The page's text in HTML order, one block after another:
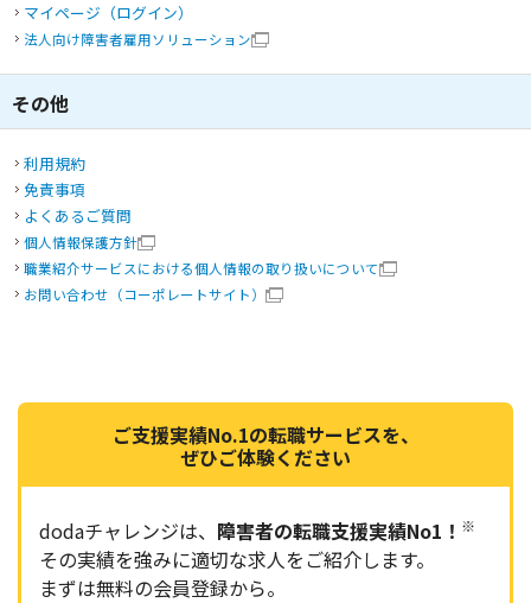
マイページ（ログイン）
法人向け障害者雇用ソリューション
その他
利用規約
免責事項
よくあるご質問
個人情報保護方針
職業紹介サービスにおける個人情報の取り扱いについて
お問い合わせ（コーポレートサイト）
ご支援実績No.1の転職サービスを、
ぜひご体験ください
dodaチャレンジは、 障害者の転職支援実績No1！ ※
その実績を強みに適切な求人をご紹介します。
まずは無料の会員登録から。